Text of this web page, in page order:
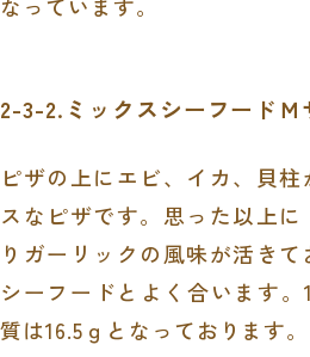
なっています。
2-3-2.ミックスシーフードＭ
ピザの上にエビ、イカ、貝
スなピザです。思った以上
りガーリックの風味が活き
シーフードとよく合います。1
質は16.5 ｇとなっております。